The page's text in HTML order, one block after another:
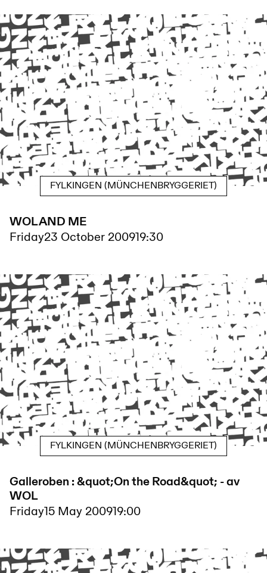
FYLKINGEN (MÜNCHENBRYGGERIET)
WOL AND ME
Friday23 October 200919:30
FYLKINGEN (MÜNCHENBRYGGERIET)
Galleroben : &quot;On the Road&quot; - av
WOL
Friday15 May 200919:00